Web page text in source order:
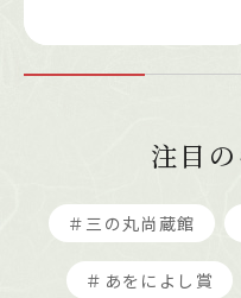
注目
＃三の丸尚蔵館
＃あをによし賞